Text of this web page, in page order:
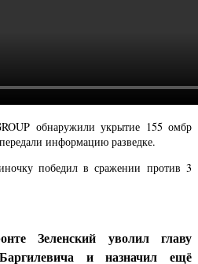
обнаружили укрытие 155 омбр
информацию разведке.
победил в сражении против 3
Зеленский уволил главу
и назначил ещё